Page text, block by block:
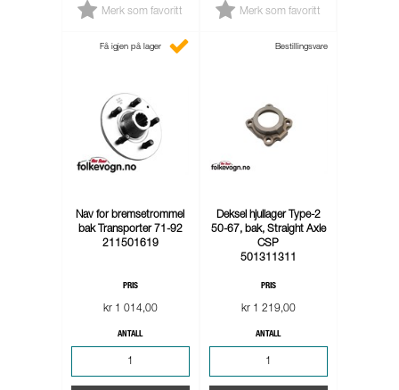
Merk som favoritt Merk som favoritt
Få igjen på lager
Nav for bremsetrommel
bak Transporter 71-92
211501619
PRIS
kr 1 014,00
ANTALL
Bestillingsvare
Deksel hjullager Type-2
50-67, bak, Straight Axle
CSP
501311311
PRIS
kr 1 219,00
ANTALL